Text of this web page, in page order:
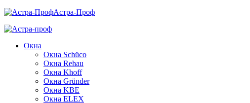
Астра-Проф
Окна
Окна Schüco
Окна Rehau
Окна Khoff
Окна Gründer
Окна KBE
Окна ELEX